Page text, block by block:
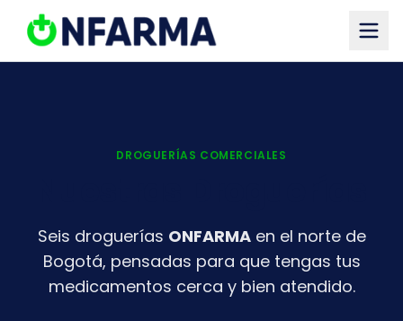
Saltar al contenido principal
DROGUERÍAS COMERCIALES
Seis droguerías ONFARMAen el norte de
Bogotá, pensadas para que tengas tus
medicamentos cerca y bien atendido.